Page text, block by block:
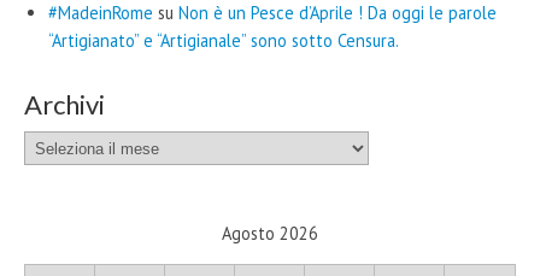
#MadeinRome su Non è un Pesce d’Aprile ! Da oggi le parole
“Artigianato” e “Artigianale” sono sotto Censura.
Archivi
Archivi
Agosto 2026